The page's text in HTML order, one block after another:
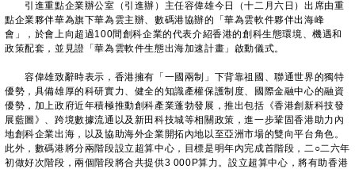
​引進重點企業辦公室（引進辦）主任容偉雄今日（十二月六日）出席由重
點企業夥伴華為旗下華為雲主辦、數碼港協辦的「華為雲軟件夥伴出海峰
會」，於會上向超過100間創科企業的代表介紹香港的創科生態環境、機遇和
政策配套，並見證「華為雲軟件生態出海加速計畫」啟動儀式。
容偉雄致辭時表示，香港擁有「一國兩制」下背靠祖國、聯通世界的獨特
優勢，具備雄厚的科研實力、健全的知識產權保護制度、國際金融中心的融資
優勢，加上政府近年積極推動創科產業蓬勃發展，推出包括《香港創新科技發
展藍圖》、跨境數據流通以及新田科技城等相關政策，進一步鞏固香港助力內
地創科企業出海，以及協助海外企業開拓內地以至亞洲市場的雙向平台角色。
此外，數碼港將分兩階段設立超算中心，目標是明年內完成首階段，二○二六年
初做好次階段，兩個階段將合共提供3 000P算力。設立超算中心，將有助香港